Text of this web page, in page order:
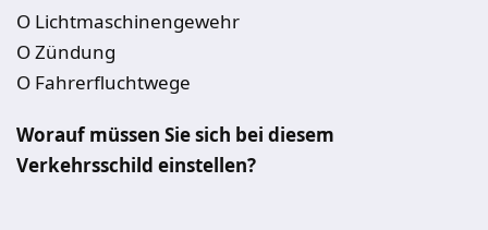
O Lichtmaschinengewehr
O Zündung
O Fahrerfluchtwege
Worauf müssen Sie sich bei diesem
Verkehrsschild einstellen?